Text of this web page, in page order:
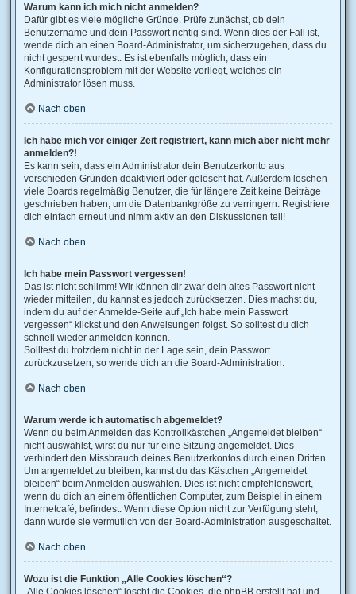
Warum kann ich mich nicht anmelden?
Dafür gibt es viele mögliche Gründe. Prüfe zunächst, ob dein
Benutzername und dein Passwort richtig sind. Wenn dies der Fall ist,
wende dich an einen Board-Administrator, um sicherzugehen, dass du
nicht gesperrt wurdest. Es ist ebenfalls möglich, dass ein
Konfigurationsproblem mit der Website vorliegt, welches ein
Administrator lösen muss.
Nach oben
Ich habe mich vor einiger Zeit registriert, kann mich aber nicht mehr
anmelden?!
Es kann sein, dass ein Administrator dein Benutzerkonto aus
verschieden Gründen deaktiviert oder gelöscht hat. Außerdem löschen
viele Boards regelmäßig Benutzer, die für längere Zeit keine Beiträge
geschrieben haben, um die Datenbankgröße zu verringern. Registriere
dich einfach erneut und nimm aktiv an den Diskussionen teil!
Nach oben
Ich habe mein Passwort vergessen!
Das ist nicht schlimm! Wir können dir zwar dein altes Passwort nicht
wieder mitteilen, du kannst es jedoch zurücksetzen. Dies machst du,
indem du auf der Anmelde-Seite auf „Ich habe mein Passwort
vergessen“ klickst und den Anweisungen folgst. So solltest du dich
schnell wieder anmelden können.
Solltest du trotzdem nicht in der Lage sein, dein Passwort
zurückzusetzen, so wende dich an die Board-Administration.
Nach oben
Warum werde ich automatisch abgemeldet?
Wenn du beim Anmelden das Kontrollkästchen „Angemeldet bleiben“
nicht auswählst, wirst du nur für eine Sitzung angemeldet. Dies
verhindert den Missbrauch deines Benutzerkontos durch einen Dritten.
Um angemeldet zu bleiben, kannst du das Kästchen „Angemeldet
bleiben“ beim Anmelden auswählen. Dies ist nicht empfehlenswert,
wenn du dich an einem öffentlichen Computer, zum Beispiel in einem
Internetcafé, befindest. Wenn diese Option nicht zur Verfügung steht,
dann wurde sie vermutlich von der Board-Administration ausgeschaltet.
Nach oben
Wozu ist die Funktion „Alle Cookies löschen“?
„Alle Cookies löschen“ löscht die Cookies, die phpBB erstellt hat und